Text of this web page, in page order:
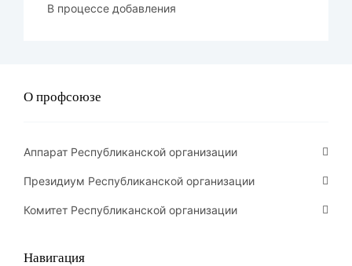
В процессе добавления
О профсоюзе
Аппарат Республиканской организации
Президиум Республиканской организации
Комитет Республиканской организации
Навигация